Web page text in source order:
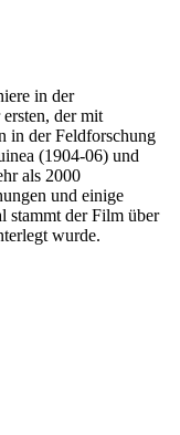
in der
der mit
in der Feldforschung
(1904-06) und
als 2000
und einige
stammt der Film über
wurde.